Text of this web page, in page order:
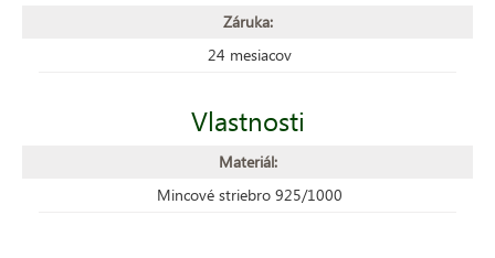
Záruka:
24 mesiacov
Vlastnosti
Materiál:
Mincové striebro 925/1000